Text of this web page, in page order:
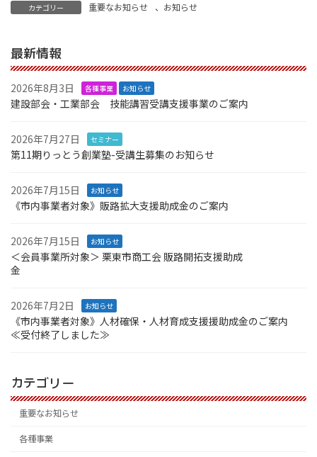
カテゴリー 重要なお知らせ 、 お知らせ
最新情報
2026年8月3日 各種事業 お知らせ
建設部会・工業部会 技能講習受講支援事業のご案内
2026年7月27日 セミナー
第11期りっとう創業塾-受講生募集のお知らせ
2026年7月15日 お知らせ
《市内事業者対象》販路拡大支援助成金のご案内
2026年7月15日 お知らせ
＜会員事業所対象＞ 栗東市商工会 販路開拓支援助成
金
2026年7月2日 お知らせ
《市内事業者対象》人材確保・人材育成支援援助成金のご案内
≪受付終了しました≫
カテゴリー
重要なお知らせ
各種事業